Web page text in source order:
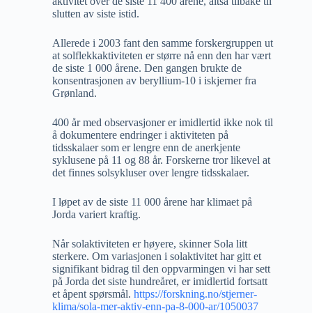
slutten av siste istid.
Allerede i 2003 fant den samme forskergruppen ut
at solflekkaktiviteten er større nå enn den har vært
de siste 1 000 årene. Den gangen brukte de
konsentrasjonen av beryllium-10 i iskjerner fra
Grønland.
400 år med observasjoner er imidlertid ikke nok til
å dokumentere endringer i aktiviteten på
tidsskalaer som er lengre enn de anerkjente
syklusene på 11 og 88 år. Forskerne tror likevel at
det finnes solsykluser over lengre tidsskalaer.
I løpet av de siste 11 000 årene har klimaet på
Jorda variert kraftig.
Når solaktiviteten er høyere, skinner Sola litt
sterkere. Om variasjonen i solaktivitet har gitt et
signifikant bidrag til den oppvarmingen vi har sett
på Jorda det siste hundreåret, er imidlertid fortsatt
et åpent spørsmål. https://forskning.no/stjerner-
klima/sola-mer-aktiv-enn-pa-8-000-ar/1050037